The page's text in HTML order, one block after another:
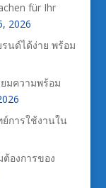
für Ihr
2026
นด์ได้ง่าย พร้อม
มความพร้อม
การใช้งานใน
องการของ